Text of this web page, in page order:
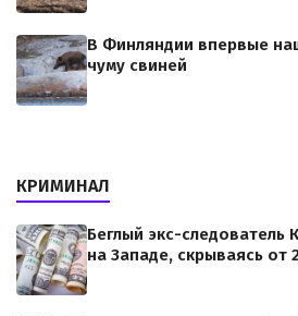
В Финляндии впервые
чуму свиней
КРИМИНАЛ
Беглый экс-следователь
на Западе, скрываясь от